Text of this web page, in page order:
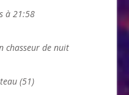
à 21:58
chasseur de nuit
(51)